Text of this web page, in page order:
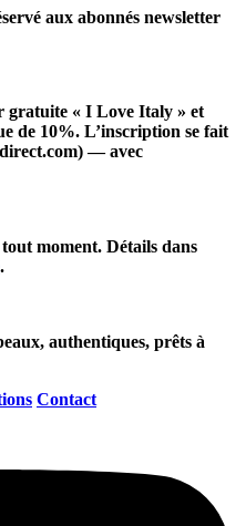
aux abonnés newsletter
gratuite « I Love Italy » et
de 10%. L’inscription se fait
— avec
moment. Détails dans
.
authentiques, prêts à
Contact